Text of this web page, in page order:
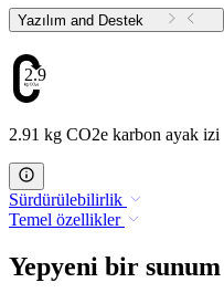
Yazılım and Destek
2.91
2.91 kg CO2e karbon ayak izi
Sürdürülebilirlik
Temel özellikler
Yepyeni bir